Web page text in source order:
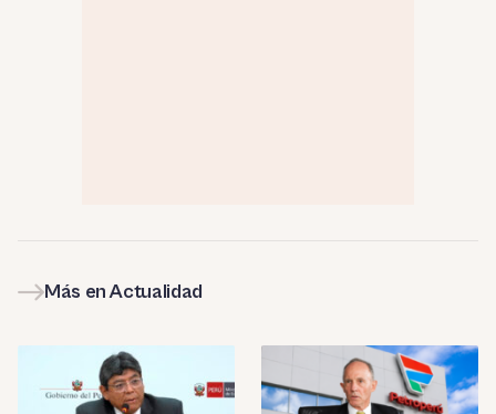
Más en Actualidad